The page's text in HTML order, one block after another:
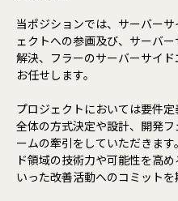
当ポジションでは、サーバー
ェクトへの参画及び、サーバ
解決、フラーのサーバーサイ
お任せします。
プロジェクトにおいては要件
全体の方式決定や設計、開発
ームの牽引をしていただきま
ド領域の技術力や可能性を高
いった改善活動へのコミットを